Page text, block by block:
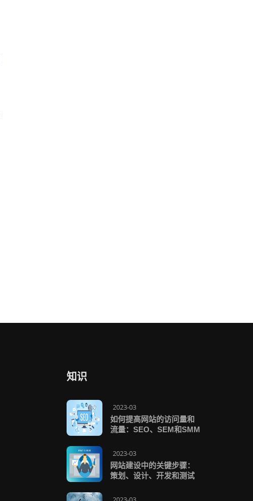
知识
2023-03
如何提高网站的访问量和
流量：SEO、SEM和SMM
2023-03
网站建设中的关键步骤：
策划、设计、开发和测试